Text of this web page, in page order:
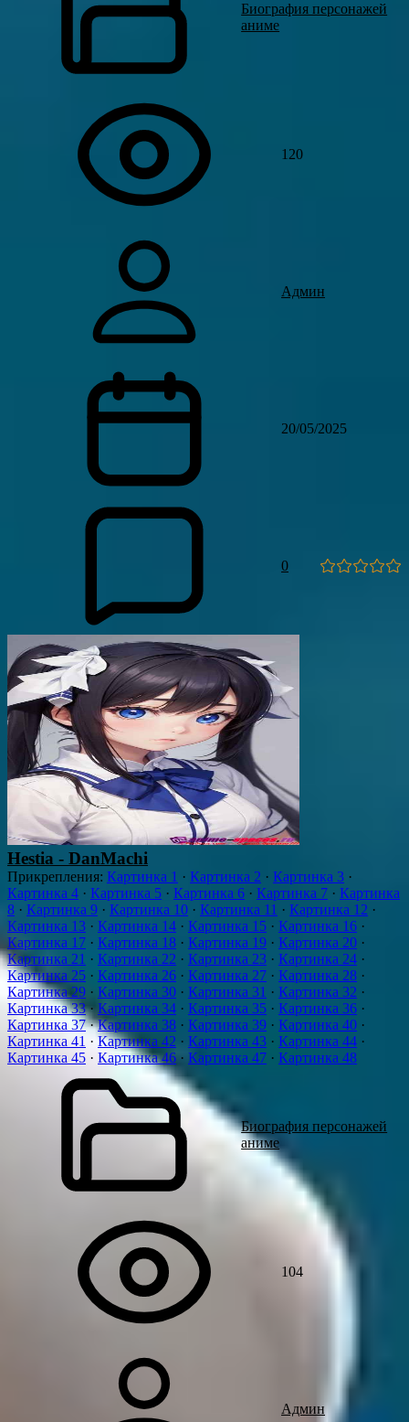
Биография персонажей
аниме
120
Админ
20/05/2025
0
Hestia - DanMachi
Прикрепления: Картинка 1 · Картинка 2 · Картинка 3 ·
Картинка 4 · Картинка 5 · Картинка 6 · Картинка 7 · Картинка
8 · Картинка 9 · Картинка 10 · Картинка 11 · Картинка 12 ·
Картинка 13 · Картинка 14 · Картинка 15 · Картинка 16 ·
Картинка 17 · Картинка 18 · Картинка 19 · Картинка 20 ·
Картинка 21 · Картинка 22 · Картинка 23 · Картинка 24 ·
Картинка 25 · Картинка 26 · Картинка 27 · Картинка 28 ·
Картинка 29 · Картинка 30 · Картинка 31 · Картинка 32 ·
Картинка 33· Картинка 34 · Картинка 35 · Картинка 36 ·
Картинка 37·Картинка 38 · Картинка 39 · Картинка 40 ·
Картинка 41 · Картинка 42 · Картинка 43 · Картинка 44 ·
Картинка 45 · Картинка 46 · Картинка 47 · Картинка 48
Биография персонажей
аниме
104
Админ